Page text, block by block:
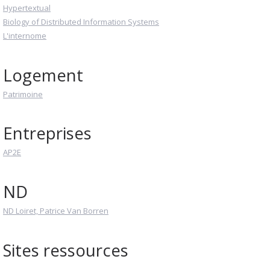
Hypertextual
Biology of Distributed Information Systems
L'internome
Logement
Patrimoine
Entreprises
AP2E
ND
ND Loiret, Patrice Van Borren
Sites ressources